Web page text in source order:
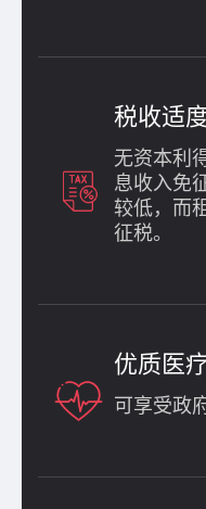
税收适
无资本利
息收入免
较低，而
征税。
优质医
可享受政